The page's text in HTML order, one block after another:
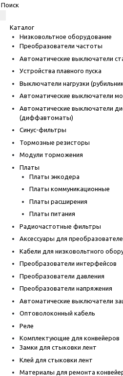
Каталог
Низковольтное оборудование
Преобразователи частоты
Автоматические выключатели
Устройства плавного пуска
Выключатели нагрузки
Автоматические выключатели
Автоматические выключатели
(диффавтоматы)
Синус-фильтры
Тормозные резисторы
Модули торможения
Платы
Платы энкодера
Платы коммуникационные
Платы расширения
Платы питания
Радиочастотные фильтры
Аксессуары для
Кабели для низковольтного
Преобразователи интерфейсов
Преобразователи давления
Преобразователи напряжения
Автоматические выключатели
Оптоволоконный кабель
Реле
Комплектующие для конвейеров
Замки для стыковки лент
Клей для стыковки лент
Материалы для ремонта